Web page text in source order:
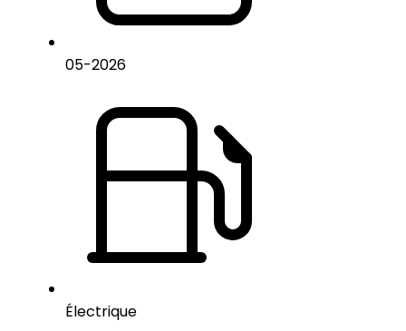
05-2026
Électrique